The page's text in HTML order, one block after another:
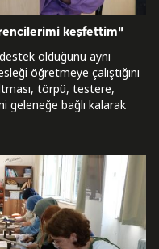
keşfettim"
olduğunu aynı
öğretmeye çalıştığını
törpü, testere,
geleneğe bağlı kalarak